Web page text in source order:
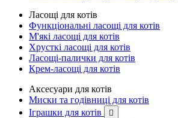
Ласощі для котів
Функціональні ласощі для котів
М'які ласощі для котів
Хрусткі ласощі для котів
Ласощі-палички для котів
Крем-ласощі для котів
Аксесуари для котів
Миски та годівниці для котів
Іграшки для котів
